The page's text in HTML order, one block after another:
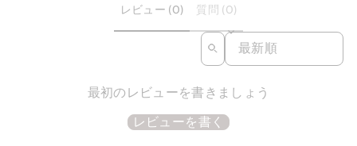
レビュー (0) 質問 (0)
SORT REVIEWS BY
最初のレビューを書きましょう
レビューを書く